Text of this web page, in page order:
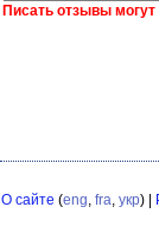
Писать отзывы могут
О сайте (eng, fra, укр) |